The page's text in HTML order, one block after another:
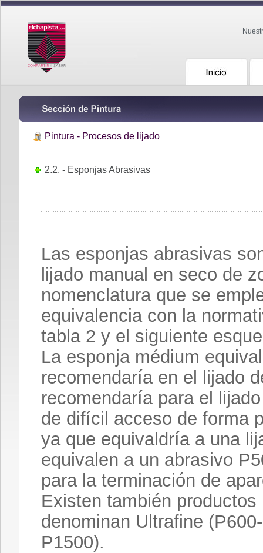
Pintura - Procesos de lijado
2.2. - Esponjas Abrasivas
Las esponjas abrasivas
lijado manual en seco de
nomenclatura que se
equivalencia con la
tabla 2 y el siguiente
La esponja médium
recomendaría en el lijado
recomendaría para el
de difícil acceso de forma
ya que equivaldría a una
equivalen a un abrasivo
para la terminación de
Existen también
denominan Ultrafine
P1500).